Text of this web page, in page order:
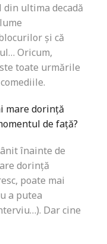
ultima decadă
și că
Oricum,
toate urmările
mare dorință
de față?
înainte de
dorință
poate mai
a putea
Dar cine